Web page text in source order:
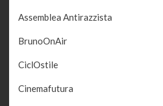
Assemblea Antirazzista
BrunoOnAir
CiclOstile
Cinemafutura